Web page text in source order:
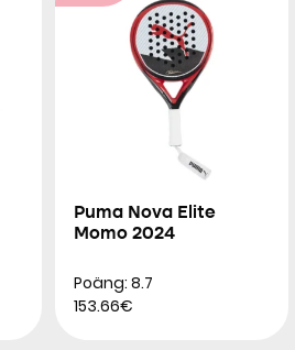
Puma Nova Elite
Momo 2024
Poäng: 8.7
153.66€